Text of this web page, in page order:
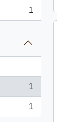
1
1
1